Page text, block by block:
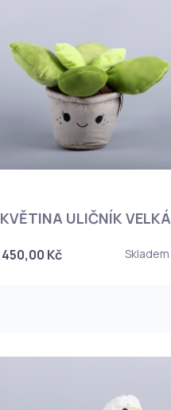
KVĚTINA ULIČNÍK VELKÁ
450,00 Kč Skladem